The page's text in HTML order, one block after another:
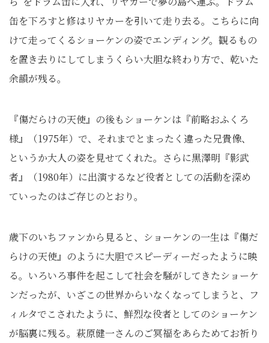
缶を下ろすと修はリヤカーを引いて走り去る。こちらに向
けて走ってくるショーケンの姿でエンディング。観るもの
を置き去りにしてしまうくらい大胆な終わり方で、乾いた
余韻が残る。
『傷だらけの天使』の後もショーケンは『前略おふくろ
様』（1975年）で、それまでとまったく違った兄貴像、
というか大人の姿を見せてくれた。さらに黒澤明『影武
者』（1980年）に出演するなど役者としての活動を深め
ていったのはご存じのとおり。
歳下のいちファンから見ると、ショーケンの一生は『傷だ
らけの天使』のように大胆でスピーディーだったように映
る。いろいろ事件を起こして社会を騒がしてきたショーケ
ンだったが、いざこの世界からいなくなってしまうと、フ
ィルタでこされたように、鮮烈な役者としてのショーケン
が脳裏に残る。萩原健一さんのご冥福をあらためてお祈り